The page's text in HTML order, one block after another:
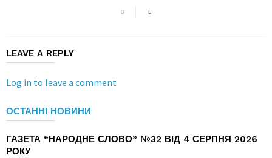
LEAVE A REPLY
Log in to leave a comment
ОСТАННІ НОВИНИ
ГАЗЕТА “НАРОДНЕ СЛОВО” №32 ВІД 4 СЕРПНЯ 2026
РОКУ